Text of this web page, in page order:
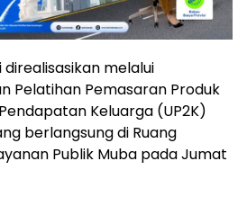
melalui
Pelatihan Pemasaran Produk
Keluarga (UP2K)
berlangsung di Ruang
Publik Muba pada Jumat